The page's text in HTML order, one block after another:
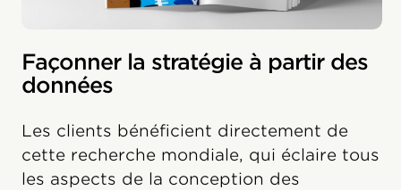
Façonner la stratégie à partir des
données
Les clients bénéficient directement de
cette recherche mondiale, qui éclaire tous
les aspects de la conception des